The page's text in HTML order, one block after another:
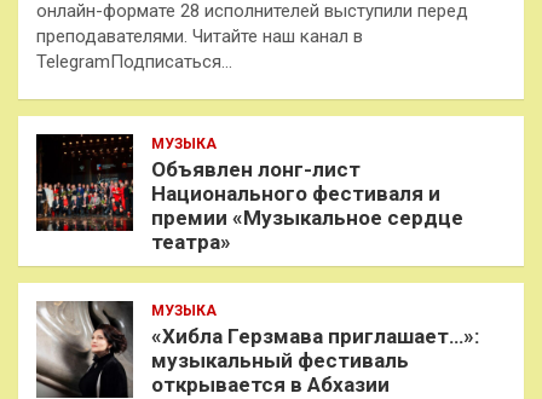
онлайн-формате 28 исполнителей выступили перед
преподавателями. Читайте наш канал в
TelegramПодписаться…
МУЗЫКА
Объявлен лонг-лист
Национального фестиваля и
премии «Музыкальное сердце
театра»
МУЗЫКА
«Хибла Герзмава приглашает…»:
музыкальный фестиваль
открывается в Абхазии